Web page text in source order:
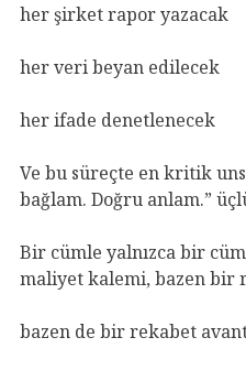
her şirket rapor yazacak
her veri beyan edilecek
her ifade denetlenecek
Ve bu süreçte en kritik
bağlam. Doğru anlam.”
Bir cümle yalnızca bir
maliyet kalemi, bazen bir
bazen de bir rekabet